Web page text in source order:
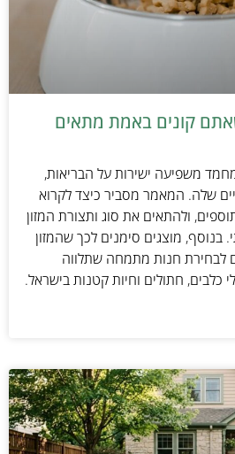
קונים באמת מתאים
משפיעה ישירות על הבריאות,
שלה. המאמר מסביר כיצד לקרוא
ולהתאים את סוג ותצורת המזון
בנוסף, מוצגים סימנים לכך שהמזון
לבחירת חנות מתמחה שתלווה
כלבים, חתולים וחיות קטנות בישראל.